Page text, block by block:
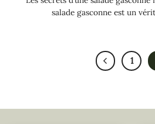
salade gasconne est un
1